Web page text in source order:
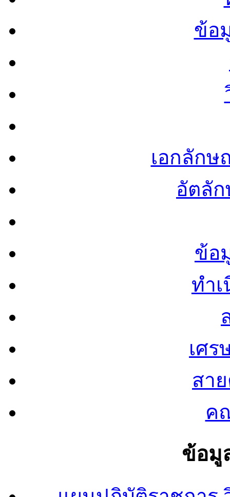
ข้อ
เอกลัก
อัตลั
ข้อ
ทำ
เศร
สา
ค
ข้อมู